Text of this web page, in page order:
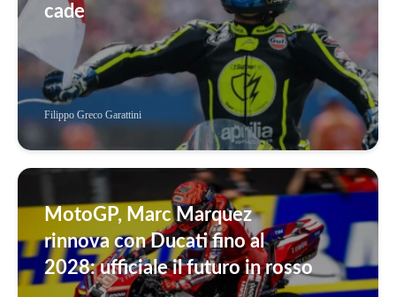
cade
Filippo Greco Garattini
MotoGP, Marc Marquez
rinnova con Ducati fino al
2028: ufficiale il futuro in rosso